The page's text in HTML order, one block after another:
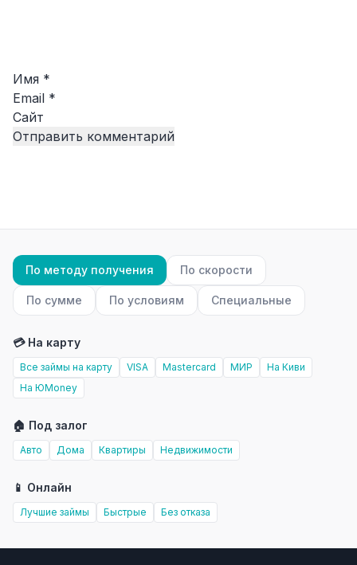
Имя *
Email *
Сайт
По методу получения По скорости
По сумме По условиям Специальные
💳 На карту
Все займы на карту VISA Mastercard МИР
На Киви
На ЮMoney
🏠 Под залог
Авто Дома Квартиры Недвижимости
📱 Онлайн
Лучшие займы Быстрые Без отказа